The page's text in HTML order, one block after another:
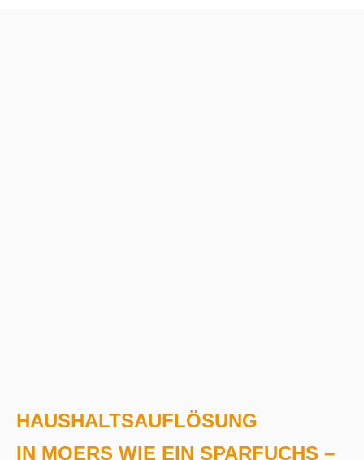
HAUSHALTSAUFLÖSUNGEN IN MOERS
UND UMGEBUNG